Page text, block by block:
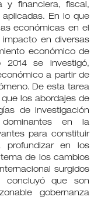
y financiera, fiscal,
En lo que
económicas en el
en diversas
económico de
se investigó,
a partir de
De esta tarea
los abordajes de
de investigación
dominantes en la
para constituir
profundizar en los
de los cambios
surgidos
concluyó que son
gobernanza